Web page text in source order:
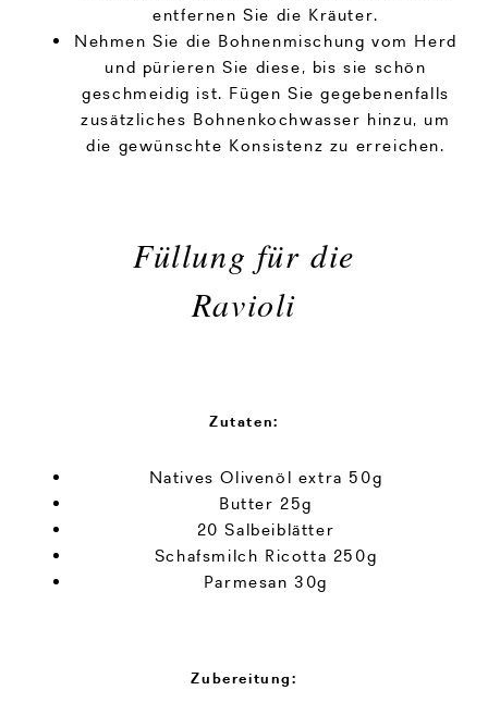
entfernen Sie die Kräuter.
Nehmen Sie die Bohnenmischung vom Herd
und pürieren Sie diese, bis sie schön
geschmeidig ist. Fügen Sie gegebenenfalls
zusätzliches Bohnenkochwasser hinzu, um
die gewünschte Konsistenz zu erreichen.
Füllung für die
Ravioli
Zutaten:
Natives Olivenöl extra 50g
Butter 25g
20 Salbeiblätter
Schafsmilch Ricotta 250g
Parmesan 30g
Zubereitung: